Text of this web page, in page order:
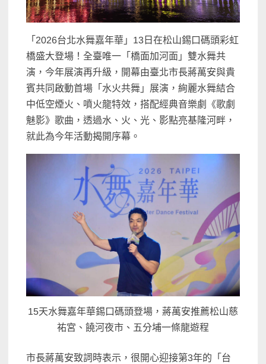
「2026台北水舞嘉年華」13日在松山錫口碼頭彩虹
橋盛大登場！全臺唯一「橋面加河面」雙水舞共
演，今年展演再升級，開幕由臺北市長蔣萬安與貴
賓共同啟動首場「水火共舞」展演，絢麗水舞結合
中低空煙火、噴火龍特效，搭配經典音樂劇《歌劇
魅影》歌曲，透過水、火、光、影點亮基隆河畔，
就此為今年活動揭開序幕。
15天水舞嘉年華錫口碼頭登場，蔣萬安推薦松山慈
祐宮、饒河夜市、五分埔一條龍遊程
市長蔣萬安致詞時表示，很開心迎接第3年的「台